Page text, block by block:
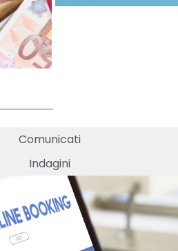
Comunicati
Indagini